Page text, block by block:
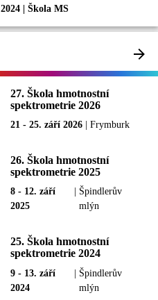
| 2024 | Škola MS
27. Škola hmotnostní
spektrometrie 2026
21 - 25. září 2026 Frymburk
26. Škola hmotnostní
spektrometrie 2025
8 - 12. září
2025
Špindlerův
mlýn
25. Škola hmotnostní
spektrometrie 2024
9 - 13. září
2024
| Špindlerův
mlýn